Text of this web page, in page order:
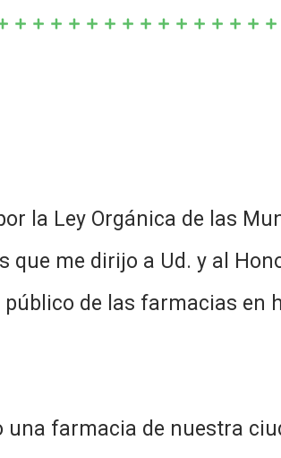
la Ley Orgánica de las
que me dirijo a Ud. y al
de las farmacias en
una farmacia de nuestra